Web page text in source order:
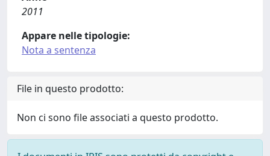
2011
Appare nelle tipologie:
Nota a sentenza
File in questo prodotto:
Non ci sono file associati a questo prodotto.